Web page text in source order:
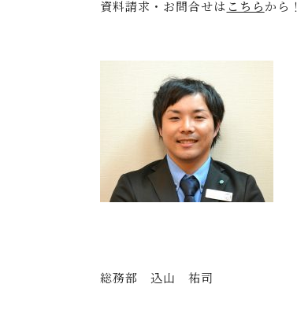
資料請求・お問合せは こちらから！
総務部 込山 祐司